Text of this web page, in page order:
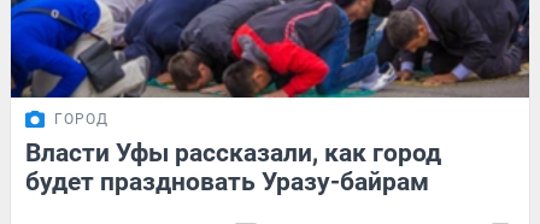
ГОРОД
Власти Уфы рассказали, как город
будет праздновать Уразу-байрам